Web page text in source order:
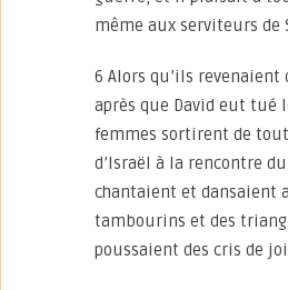
même aux serviteurs de
6 Alors qu’ils revenaient
après que David eut tué
femmes sortirent de
d’Israël à la rencontre
chantaient et dansaient
tambourins et des
poussaient des cris de